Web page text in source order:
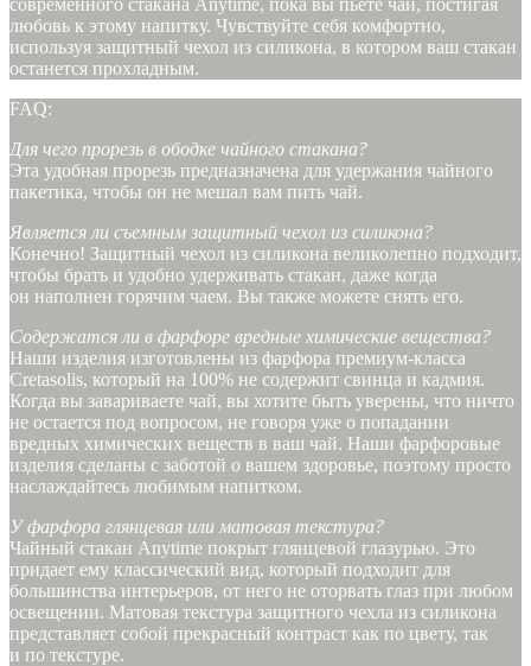
любовь к этому напитку. Чувствуйте себя комфортно,
используя защитный чехол из силикона, в котором ваш стакан
останется прохладным.
FAQ:
Для чего прорезь в ободке чайного стакана?
Эта удобная прорезь предназначена для удержания чайного
пакетика, чтобы он не мешал вам пить чай.
Является ли съемным защитный чехол из силикона?
Конечно! Защитный чехол из силикона великолепно подходит,
чтобы брать и удобно удерживать стакан, даже когда
он наполнен горячим чаем. Вы также можете снять его.
Содержатся ли в фарфоре вредные химические вещества?
Наши изделия изготовлены из фарфора премиум-класса
Cretasolis, который на 100% не содержит свинца и кадмия.
Когда вы завариваете чай, вы хотите быть уверены, что ничто
не остается под вопросом, не говоря уже о попадании
вредных химических веществ в ваш чай. Наши фарфоровые
изделия сделаны с заботой о вашем здоровье, поэтому просто
наслаждайтесь любимым напитком.
У фарфора глянцевая или матовая текстура?
Чайный стакан Anytime покрыт глянцевой глазурью. Это
придает ему классический вид, который подходит для
большинства интерьеров, от него не оторвать глаз при любом
освещении. Матовая текстура защитного чехла из силикона
представляет собой прекрасный контраст как по цвету, так
и по текстуре.